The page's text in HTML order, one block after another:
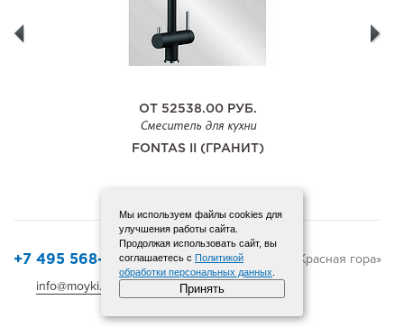
ОТ 52538.00РУБ.
Смеситель для кухни
FONTAS II (ГРАНИТ)
+7 495 568-12-72
© 2015-2025 «Красная гора»
info@moyki.ru
Карта сайта
Мы используем файлы cookies для
улучшения работы сайта.
Продолжая использовать сайт, вы
соглашаетесь с Политикой
обработки персональных данных
Принять